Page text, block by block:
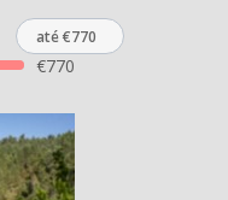
até €770
€770